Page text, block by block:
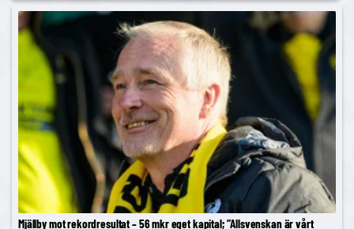
Mjällby mot rekordresultat – 56 mkr eget kapital; ”Allsvenskan är vårt